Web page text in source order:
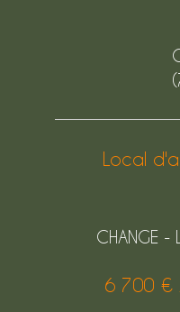
Local
CHANGE -
6 700 €